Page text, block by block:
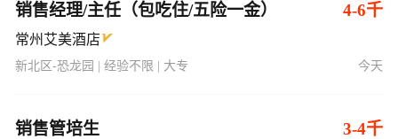
销售经理/主任（包吃住/五险一金） 4-6千
常州艾美酒店
新北区-恐龙园 | 经验不限 | 大专 今天
销售管培生 3-4千